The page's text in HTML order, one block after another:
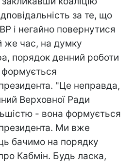
за те, що
і негайно повернутися
же час, на думку
порядок денний роботи
формується
"Це неправда,
Верховної Ради
- вона формується
Ми вже
бачимо на порядку
Кабмін. Будь ласка,